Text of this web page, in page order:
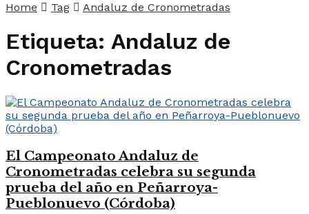
Home Tag Andaluz de Cronometradas
Etiqueta: Andaluz de
Cronometradas
El Campeonato Andaluz de
Cronometradas celebra su segunda
prueba del año en Peñarroya-
Pueblonuevo (Córdoba)